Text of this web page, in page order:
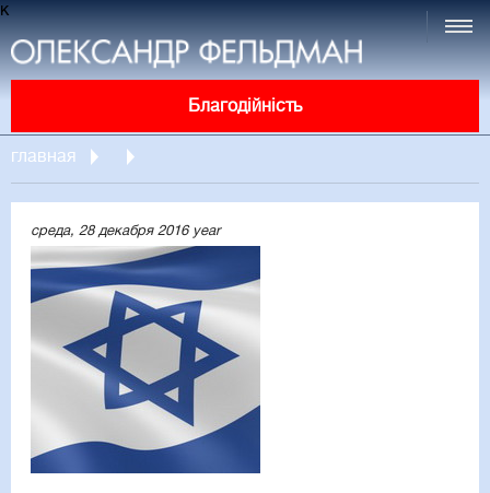
к
Благодійність
главная
среда, 28 декабря 2016 year